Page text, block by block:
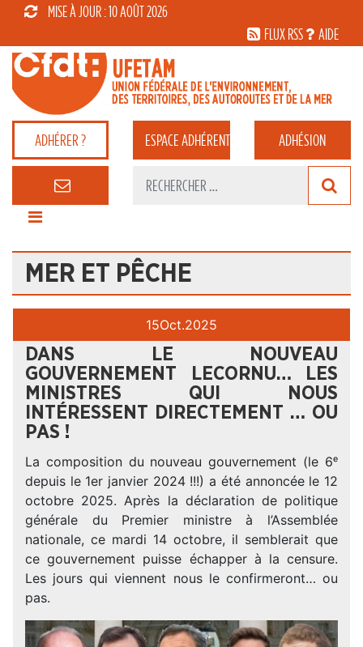
MISE À JOUR : 10 AOÛT 2026
FLUX RSS
AIDE
ADHÉRER ? ESPACEADHÉRENT ADHÉSION
MER ET PÊCHE
15Oct.2025
DANS LE NOUVEAU
GOUVERNEMENT LECORNU… LES
MINISTRES QUI NOUS
INTÉRESSENT DIRECTEMENT … OU
PAS !
La composition du nouveau gouvernement (le 6ᵉ
depuis le 1er janvier 2024 !!!) a été annoncée le 12
octobre 2025. Après la déclaration de politique
générale du Premier ministre à l’Assemblée
nationale, ce mardi 14 octobre, il semblerait que
ce gouvernement puisse échapper à la censure.
Les jours qui viennent nous le confirmeront… ou
pas.